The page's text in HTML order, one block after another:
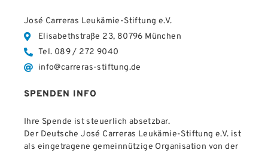
José Carreras Leukämie-Stiftung e.V.
Elisabethstraße 23, 80796 München
Tel. 089 / 272 9040
info@carreras-stiftung.de
SPENDEN INFO
Ihre Spende ist steuerlich absetzbar.
Der Deutsche José Carreras Leukämie-Stiftung e.V. ist
als eingetragene gemeinnützige Organisation von der